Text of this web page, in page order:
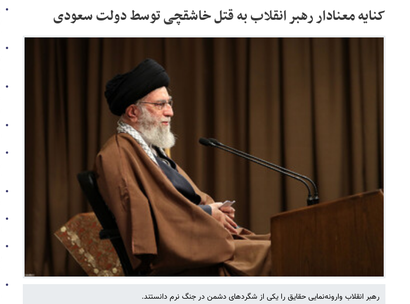
کنایه معنادار رهبر انقلاب به قتل خاشقچی توسط دولت سعودی
رهبر انقلاب وارونه‌نمایی حقایق را یکی از شگردهای دشمن در جنگ نرم دانستند.